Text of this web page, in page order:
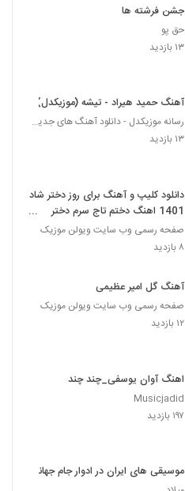
جشن فرشته ها
حق پو
۱۳ بازدید
آهنگ حمید هیراد - تیشه (موزیکدل)
رسانه موزیکدل - دانلود آهنگ های جدید و پرطرفدار
۱۳ بازدید
دانلود کلیپ و آهنگ برای روز دختر شاد
1401 اهنگ دختم تاج سرم دختر
خوبی شده
صفحه رسمی وب سایت ویولن موزیک
۸ بازدید
آهنگ گل امیر عظیمی
صفحه رسمی وب سایت ویولن موزیک
۱۲ بازدید
اهنگ آوان یوسفی_چند چند
Musicjadid
۱۹۷ بازدید
موسیقی های ایران در ادوار جام جهانی